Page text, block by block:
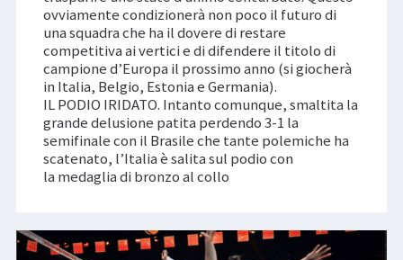
ovviamente condizionerà non poco il futuro di
una squadra che ha il dovere di restare
competitiva ai vertici e di difendere il titolo di
campione d’Europa il prossimo anno (si giocherà
in Italia, Belgio, Estonia e Germania).
IL PODIO IRIDATO. Intanto comunque, smaltita la
grande delusione patita perdendo 3-1 la
semifinale con il Brasile che tante polemiche ha
scatenato, l’Italia è salita sul podio con
la medaglia di bronzo al collo